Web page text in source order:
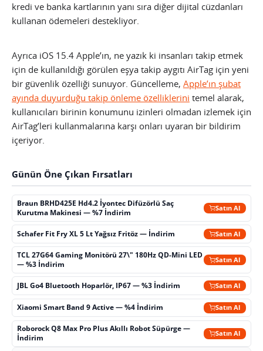
kredi ve banka kartlarının yanı sıra diğer dijital cüzdanları
kullanan ödemeleri destekliyor.
Ayrıca iOS 15.4 Apple’ın, ne yazık ki insanları takip etmek
için de kullanıldığı görülen eşya takip aygıtı AirTag için yeni
bir güvenlik özelliği sunuyor. Güncelleme, Apple’ın şubat
ayında duyurduğu takip önleme özelliklerini temel alarak,
kullanıcıları birinin konumunu izinleri olmadan izlemek için
AirTag’leri kullanmalarına karşı onları uyaran bir bildirim
içeriyor.
Günün Öne Çıkan Fırsatları
Braun BRHD425E Hd4.2 İyontec Difüzörlü Saç
Kurutma Makinesi — %7 İndirim
Satın Al
Schafer Fit Fry XL 5 Lt Yağsız Fritöz — İndirim Satın Al
TCL 27G64 Gaming Monitörü 27\" 180Hz QD-Mini LED
— %3 İndirim
Satın Al
JBL Go4 Bluetooth Hoparlör, IP67 — %3 İndirim Satın Al
Xiaomi Smart Band 9 Active — %4 İndirim Satın Al
Roborock Q8 Max Pro Plus Akıllı Robot Süpürge —
İndirim
Satın Al